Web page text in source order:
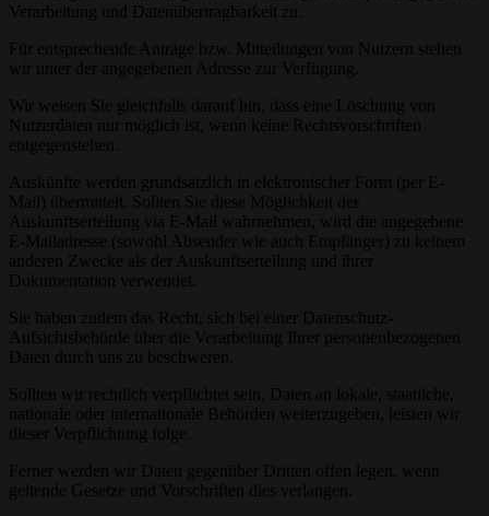
Verarbeitung und Datenübertragbarkeit zu.
Für entsprechende Anträge bzw. Mitteilungen von Nutzern stehen
wir unter der angegebenen Adresse zur Verfügung.
Wir weisen Sie gleichfalls darauf hin, dass eine Löschung von
Nutzerdaten nur möglich ist, wenn keine Rechtsvorschriften
entgegenstehen.
Auskünfte werden grundsätzlich in elektronischer Form (per E-
Mail) übermittelt. Sollten Sie diese Möglichkeit der
Auskunftserteilung via E-Mail wahrnehmen, wird die angegebene
E-Mailadresse (sowohl Absender wie auch Empfänger) zu keinem
anderen Zwecke als der Auskunftserteilung und ihrer
Dokumentation verwendet.
Sie haben zudem das Recht, sich bei einer Datenschutz-
Aufsichtsbehörde über die Verarbeitung Ihrer personenbezogenen
Daten durch uns zu beschweren.
Sollten wir rechtlich verpflichtet sein, Daten an lokale, staatliche,
nationale oder internationale Behörden weiterzugeben, leisten wir
dieser Verpflichtung folge.
Ferner werden wir Daten gegenüber Dritten offen legen, wenn
geltende Gesetze und Vorschriften dies verlangen.